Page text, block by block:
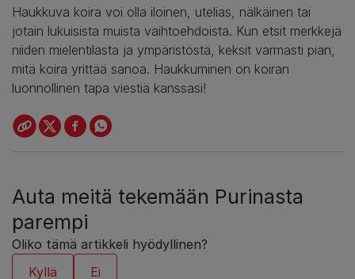
Haukkuva koira voi olla iloinen, utelias, nälkäinen tai
jotain lukuisista muista vaihtoehdoista. Kun etsit merkkejä
niiden mielentilasta ja ympäristöstä, keksit varmasti pian,
mitä koira yrittää sanoa. Haukkuminen on koiran
luonnollinen tapa viestiä kanssasi!
Auta meitä tekemään Purinasta
parempi
Oliko tämä artikkeli hyödyllinen?